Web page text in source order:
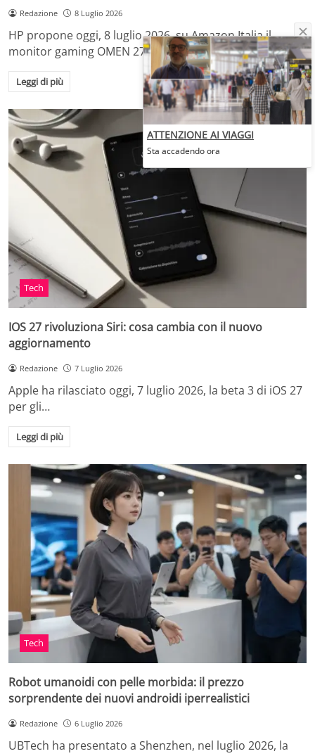
Redazione 8 Luglio 2026
HP propone oggi, 8 luglio 2026, su Amazon Italia il
monitor gaming OMEN 27qs da…
Leggi di più
Tech
IOS 27 rivoluziona Siri: cosa cambia con il nuovo
aggiornamento
Redazione 7 Luglio 2026
Apple ha rilasciato oggi, 7 luglio 2026, la beta 3 di iOS 27
per gli…
Leggi di più
Tech
Robot umanoidi con pelle morbida: il prezzo
sorprendente dei nuovi androidi iperrealistici
Redazione 6 Luglio 2026
UBTech ha presentato a Shenzhen, nel luglio 2026, la
ATTENZIONE AI VIAGGI
Sta accadendo ora